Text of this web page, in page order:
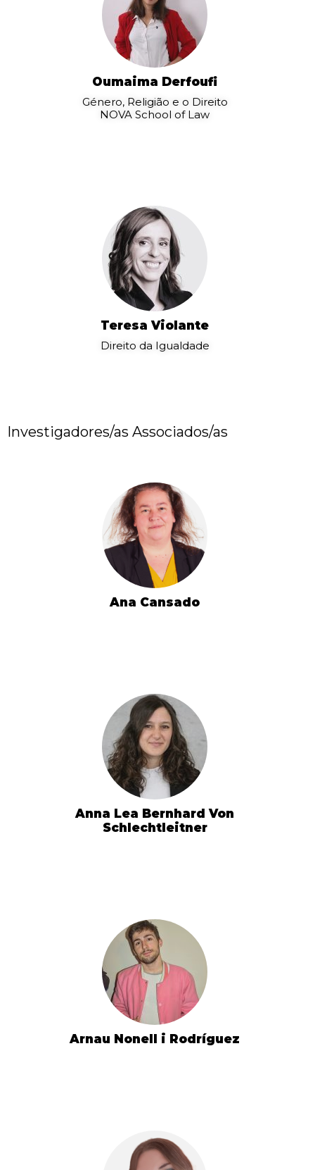
Oumaima Derfoufi
Género, Religião e o Direito
NOVA School of Law
Teresa Violante
Direito da Igualdade
Investigadores/as Associados/as
Ana Cansado
Anna Lea Bernhard Von
Schlechtleitner
Arnau Nonell i Rodríguez